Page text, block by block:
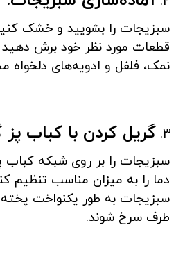
سبزیجات را بشویید و خشک
قطعات مورد نظر خود برش دهید
نمک، فلفل و ادویه‌های دلخواه
گریل کردن با کباب پز
سبزیجات را بر روی شبکه کباب
دما را به میزان مناسب تنظیم
سبزیجات به طور یکنواخت
طرف سرخ شوند.